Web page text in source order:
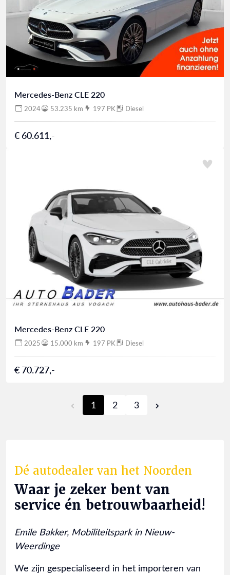
Mercedes-Benz CLE 220
2024 53.235 km 197 PK Diesel
€ 60.611,-
Mercedes-Benz CLE 220
2025 15.000 km 197 PK Diesel
€ 70.727,-
1 2 3
Dé autodealer van het Noorden
Waar je zeker bent van
service én betrouwbaarheid!
Emile Bakker, Mobiliteitspark in Nieuw-
Weerdinge
We zijn gespecialiseerd in het importeren van